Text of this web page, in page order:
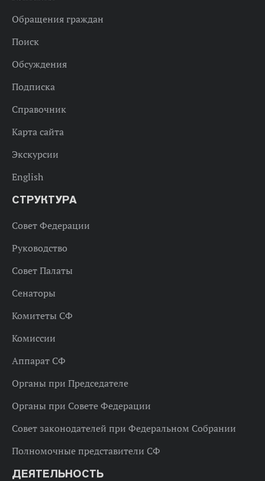
Обращения граждан
Поиск
Обсуждения
Подписка
Справочник
Карта сайта
Экскурсии
English
СТРУКТУРА
Совет Федерации
Руководство
Совет Палаты
Сенаторы
Комитеты СФ
Комиссии
Аппарат СФ
Органы при Председателе
Органы при Совете Федерации
Совет законодателей при Федеральном Собрании
Полномочные представители СФ
ДЕЯТЕЛЬНОСТЬ